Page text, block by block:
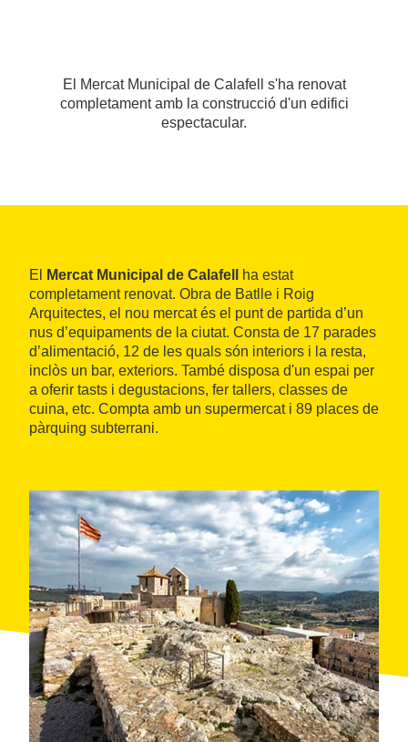
El Mercat Municipal de Calafell s'ha renovat
completament amb la construcció d'un edifici
espectacular.
El Mercat Municipal de Calafell
ha estat
completament renovat. Obra de Batlle i Roig
Arquitectes, el nou mercat és el punt de partida d’un
nus d’equipaments de la ciutat. Consta de 17 parades
d’alimentació, 12 de les quals són interiors i la resta,
inclòs un bar, exteriors. També disposa d'un espai per
a oferir tasts i degustacions, fer tallers, classes de
cuina, etc. Compta amb un supermercat i 89 places de
pàrquing subterrani.